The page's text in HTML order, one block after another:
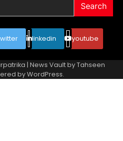
Search
linkedin youtube
| News Vault byTahseen
byWordPress.